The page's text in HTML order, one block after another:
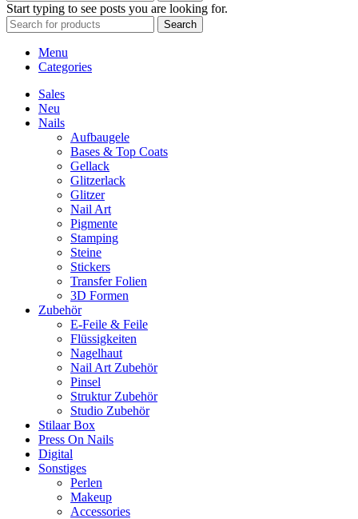
Start typing to see posts you are looking for.
Search
Menu
Categories
Sales
Neu
Nails
Aufbaugele
Bases & Top Coats
Gellack
Glitzerlack
Glitzer
Nail Art
Pigmente
Stamping
Steine
Stickers
Transfer Folien
3D Formen
Zubehör
E-Feile & Feile
Flüssigkeiten
Nagelhaut
Nail Art Zubehör
Pinsel
Struktur Zubehör
Studio Zubehör
Stilaar Box
Press On Nails
Digital
Sonstiges
Perlen
Makeup
Accessories